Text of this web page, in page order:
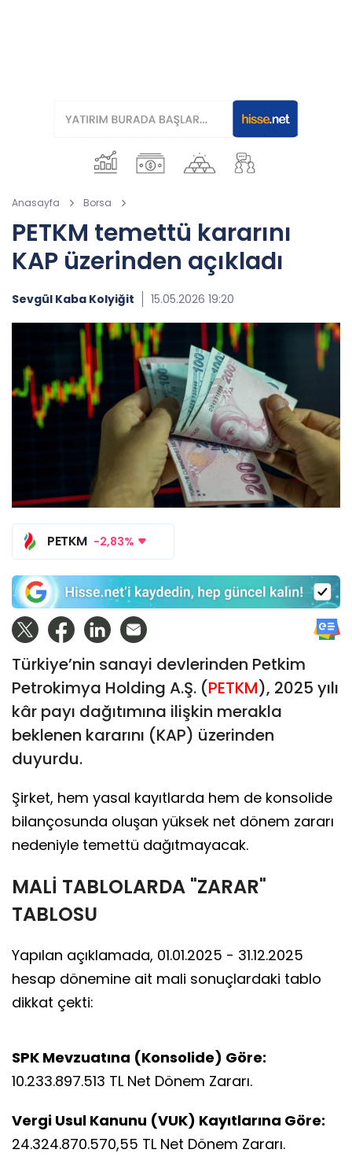
Anasayfa Borsa
PETKM temettü kararını
KAP üzerinden açıkladı
Sevgül Kaba Kolyiğit 15.05.2026 19:20
PETKM -2,83%
Türkiye’nin sanayi devlerinden Petkim
Petrokimya Holding A.Ş. (PETKM), 2025 yılı
kâr payı dağıtımına ilişkin merakla
beklenen kararını (KAP) üzerinden
duyurdu.
Şirket, hem yasal kayıtlarda hem de konsolide
bilançosunda oluşan yüksek net dönem zararı
nedeniyle temettü dağıtmayacak.
MALİ TABLOLARDA "ZARAR"
TABLOSU
Yapılan açıklamada, 01.01.2025 - 31.12.2025
hesap dönemine ait mali sonuçlardaki tablo
dikkat çekti:
SPK Mevzuatına (Konsolide) Göre:
10.233.897.513 TL Net Dönem Zararı.
Vergi Usul Kanunu (VUK) Kayıtlarına Göre:
24.324.870.570,55 TL Net Dönem Zararı.